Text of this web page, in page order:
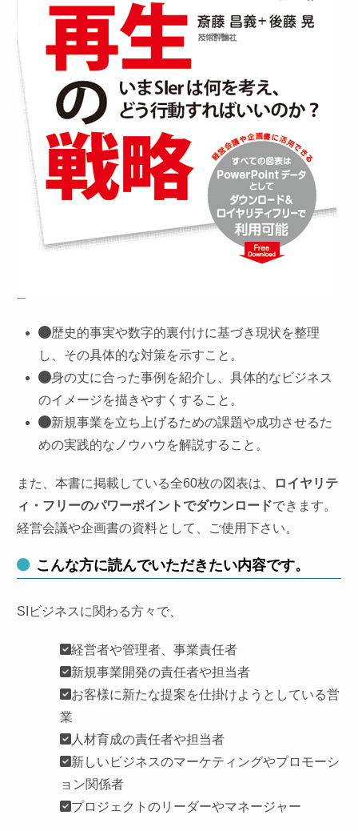
歴史的事実や数字的裏付けに基づき現状を整理
し、その具体的な対策を示すこと。
身の丈に合った事例を紹介し、具体的なビジネス
のイメージを描きやすくすること。
新規事業を立ち上げるための課題や成功させるた
めの実践的なノウハウを解説すること。
また、本書に掲載している全60枚の図表は、
ロイヤリテ
ィ・フリーのパワーポイントでダウンロードできます。
経営会議や企画書の資料として、ご使用下さい。
こんな方に読んでいただきたい内容です。
SIビジネスに関わる方々で、
経営者や管理者、事業責任者
新規事業開発の責任者や担当者
お客様に新たな提案を仕掛けようとしている営
業
人材育成の責任者や担当者
新しいビジネスのマーケティングやプロモーシ
ョン関係者
プロジェクトのリーダーやマネージャー